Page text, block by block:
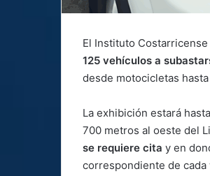
El Instituto
125 vehículos a
desde motocicletas
La exhibición estará
700 metros al oeste del
se requiere cita y en
correspondiente de cada